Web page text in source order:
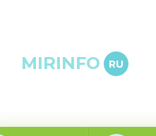
MIRINFO RU